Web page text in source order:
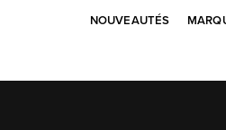
NOUVEAUTÉS